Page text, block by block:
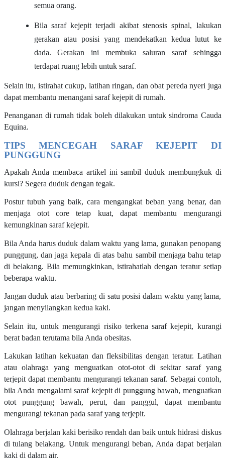
semua orang.
Bila saraf kejepit terjadi akibat stenosis spinal, lakukan
gerakan atau posisi yang mendekatkan kedua lutut ke
dada. Gerakan ini membuka saluran saraf sehingga
terdapat ruang lebih untuk saraf.
Selain itu, istirahat cukup, latihan ringan, dan obat pereda nyeri juga
dapat membantu menangani saraf kejepit di rumah.
Penanganan di rumah tidak boleh dilakukan untuk sindroma Cauda
Equina.
TIPS MENCEGAH SARAF KEJEPIT DI
PUNGGUNG
Apakah Anda membaca artikel ini sambil duduk membungkuk di
kursi? Segera duduk dengan tegak.
Postur tubuh yang baik, cara mengangkat beban yang benar, dan
menjaga otot core tetap kuat, dapat membantu mengurangi
kemungkinan saraf kejepit.
Bila Anda harus duduk dalam waktu yang lama, gunakan penopang
punggung, dan jaga kepala di atas bahu sambil menjaga bahu tetap
di belakang. Bila memungkinkan, istirahatlah dengan teratur setiap
beberapa waktu.
Jangan duduk atau berbaring di satu posisi dalam waktu yang lama,
jangan menyilangkan kedua kaki.
Selain itu, untuk mengurangi risiko terkena saraf kejepit, kurangi
berat badan terutama bila Anda obesitas.
Lakukan latihan kekuatan dan fleksibilitas dengan teratur. Latihan
atau olahraga yang menguatkan otot-otot di sekitar saraf yang
terjepit dapat membantu mengurangi tekanan saraf. Sebagai contoh,
bila Anda mengalami saraf kejepit di punggung bawah, menguatkan
otot punggung bawah, perut, dan panggul, dapat membantu
mengurangi tekanan pada saraf yang terjepit.
Olahraga berjalan kaki berisiko rendah dan baik untuk hidrasi diskus
di tulang belakang. Untuk mengurangi beban, Anda dapat berjalan
kaki di dalam air.